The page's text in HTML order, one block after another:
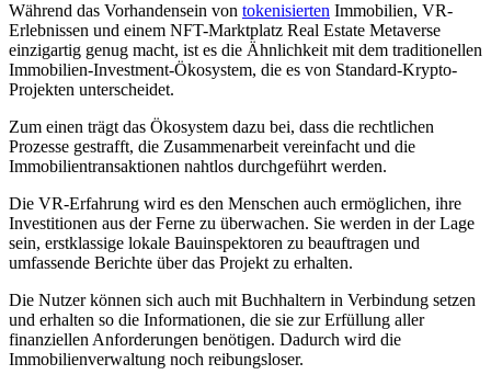
Während das Vorhandensein von tokenisierten Immobilien, VR-
Erlebnissen und einem NFT-Marktplatz Real Estate Metaverse
einzigartig genug macht, ist es die Ähnlichkeit mit dem traditionellen
Immobilien-Investment-Ökosystem, die es von Standard-Krypto-
Projekten unterscheidet.
Zum einen trägt das Ökosystem dazu bei, dass die rechtlichen
Prozesse gestrafft, die Zusammenarbeit vereinfacht und die
Immobilientransaktionen nahtlos durchgeführt werden.
Die VR-Erfahrung wird es den Menschen auch ermöglichen, ihre
Investitionen aus der Ferne zu überwachen. Sie werden in der Lage
sein, erstklassige lokale Bauinspektoren zu beauftragen und
umfassende Berichte über das Projekt zu erhalten.
Die Nutzer können sich auch mit Buchhaltern in Verbindung setzen
und erhalten so die Informationen, die sie zur Erfüllung aller
finanziellen Anforderungen benötigen. Dadurch wird die
Immobilienverwaltung noch reibungsloser.